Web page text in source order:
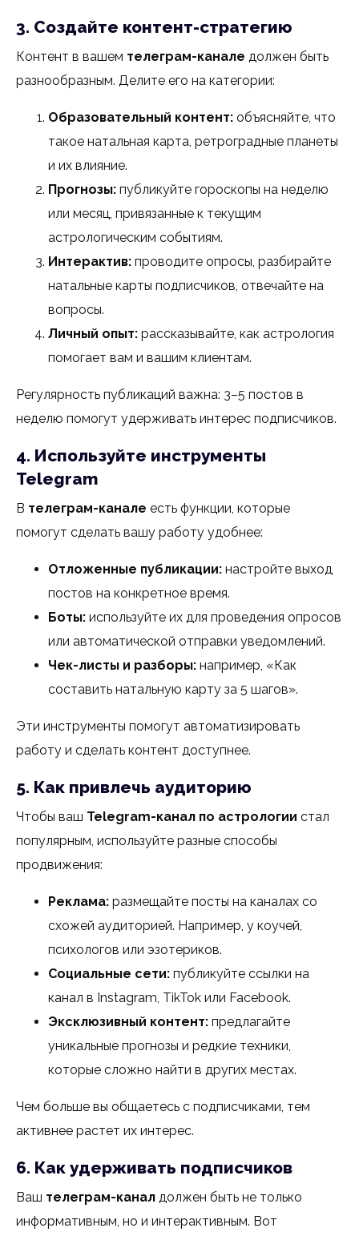
3. Создайте контент-стратегию
Контент в вашем телеграм-канале должен быть
разнообразным. Делите его на категории:
Образовательный контент: объясняйте, что
такое натальная карта, ретроградные планеты
и их влияние.
Прогнозы: публикуйте гороскопы на неделю
или месяц, привязанные к текущим
астрологическим событиям.
Интерактив: проводите опросы, разбирайте
натальные карты подписчиков, отвечайте на
вопросы.
Личный опыт: рассказывайте, как астрология
помогает вам и вашим клиентам.
Регулярность публикаций важна: 3–5 постов в
неделю помогут удерживать интерес подписчиков.
4. Используйте инструменты
Telegram
В телеграм-канале есть функции, которые
помогут сделать вашу работу удобнее:
Отложенные публикации: настройте выход
постов на конкретное время.
Боты: используйте их для проведения опросов
или автоматической отправки уведомлений.
Чек-листы и разборы: например, «Как
составить натальную карту за 5 шагов».
Эти инструменты помогут автоматизировать
работу и сделать контент доступнее.
5. Как привлечь аудиторию
Чтобы ваш Telegram-канал по астрологии стал
популярным, используйте разные способы
продвижения:
Реклама: размещайте посты на каналах со
схожей аудиторией. Например, у коучей,
психологов или эзотериков.
Социальные сети: публикуйте ссылки на
канал в Instagram, TikTok или Facebook.
Эксклюзивный контент: предлагайте
уникальные прогнозы и редкие техники,
которые сложно найти в других местах.
Чем больше вы общаетесь с подписчиками, тем
активнее растет их интерес.
6. Как удерживать подписчиков
Ваш телеграм-канал должен быть не только
информативным, но и интерактивным. Вот